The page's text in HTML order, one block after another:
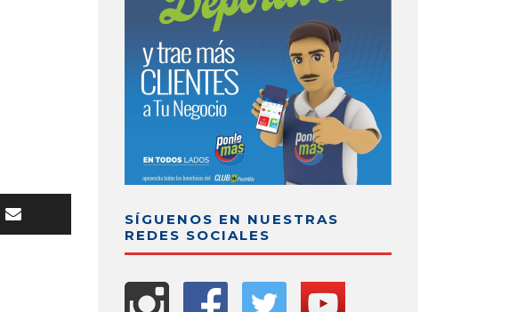
SÍGUENOS EN NUESTRAS
REDES SOCIALES